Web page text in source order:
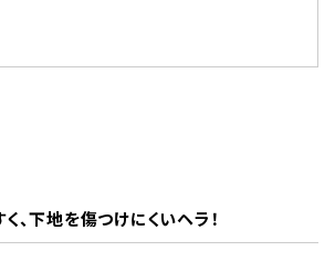
、下地を傷つけにくいヘラ！